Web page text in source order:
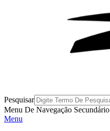
Byblos
Pesquisar
Menu De Navegação Secundário
Menu